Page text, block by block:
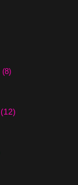
(8)
(12)